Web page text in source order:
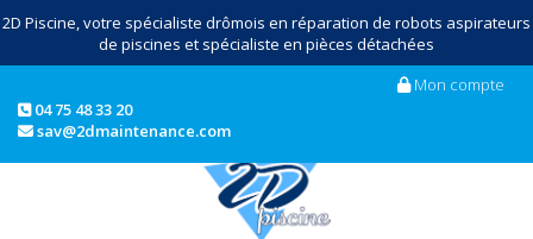
2D Piscine, votre spécialiste drômois en réparation de robots aspirateurs
de piscines et spécialiste en pièces détachées
Mon compte
04 75 48 33 20
sav@2dmaintenance.com